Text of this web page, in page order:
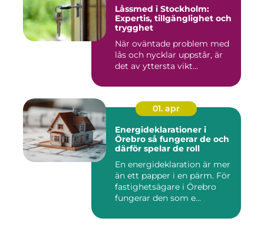
Låssmed i Stockholm:
Expertis, tillgänglighet och
trygghet
När oväntade problem med
lås och nycklar uppstår, är
det av yttersta vikt...
01. apr
Energideklarationer i
Örebro så fungerar de och
därför spelar de roll
En energideklaration är mer
än ett papper i en pärm. För
fastighetsägare i Örebro
fungerar den som e...